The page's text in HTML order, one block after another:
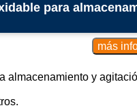
para
almacenamiento y